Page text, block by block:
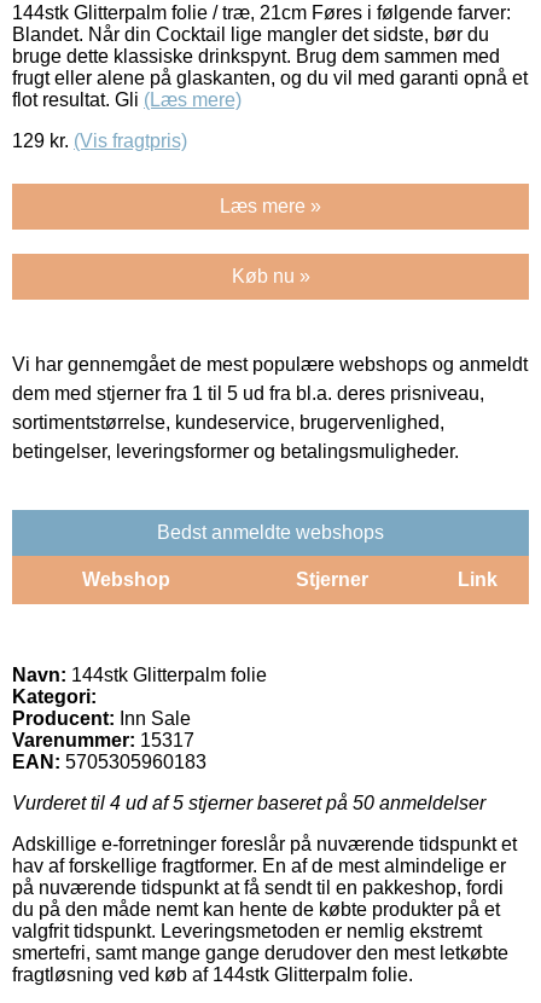
144stk Glitterpalm folie / træ, 21cm Føres i følgende farver:
Blandet. Når din Cocktail lige mangler det sidste, bør du
bruge dette klassiske drinkspynt. Brug dem sammen med
frugt eller alene på glaskanten, og du vil med garanti opnå et
flot resultat. Gli (Læs mere)
129 kr. (Vis fragtpris)
Læs mere »
Køb nu »
Vi har gennemgået de mest populære webshops og anmeldt
dem med stjerner fra 1 til 5 ud fra bl.a. deres prisniveau,
sortimentstørrelse, kundeservice, brugervenlighed,
betingelser, leveringsformer og betalingsmuligheder.
Bedst anmeldte webshops
Webshop Stjerner Link
Navn: 144stk Glitterpalm folie
Kategori:
Producent: Inn Sale
Varenummer: 15317
EAN: 5705305960183
Vurderet til 4 ud af 5 stjerner baseret på 50 anmeldelser
Adskillige e-forretninger foreslår på nuværende tidspunkt et
hav af forskellige fragtformer. En af de mest almindelige er
på nuværende tidspunkt at få sendt til en pakkeshop, fordi
du på den måde nemt kan hente de købte produkter på et
valgfrit tidspunkt. Leveringsmetoden er nemlig ekstremt
smertefri, samt mange gange derudover den mest letkøbte
fragtløsning ved køb af 144stk Glitterpalm folie.